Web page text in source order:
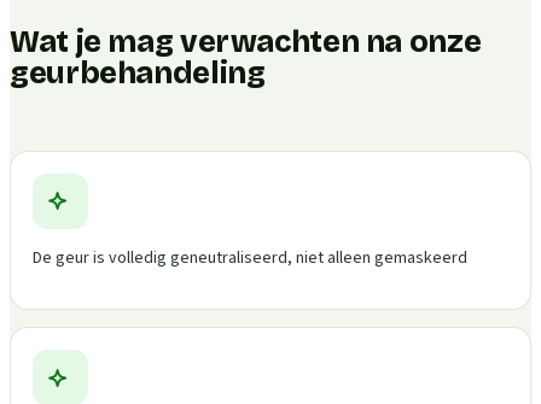
Wat je mag verwachten na onze
geurbehandeling
De geur is volledig geneutraliseerd, niet alleen gemaskeerd